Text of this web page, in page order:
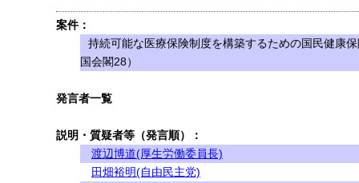
案件：
持続可能な医療保険制度を構築するための国民健康
国会閣28）
発言者一覧
説明・質疑者等（発言順）：
渡辺博道(厚生労働委員長)
田畑裕明(自由民主党)